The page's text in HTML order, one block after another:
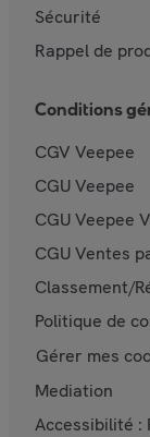
Sécurité
Rappel de
Conditions
CGV Veepee
CGU Veepee
CGU Veepee
CGU Ventes
Classement/
Politique de
Gérer mes
Mediation
Accessibilité :